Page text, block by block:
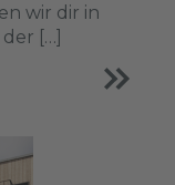
wir dir in
[…]